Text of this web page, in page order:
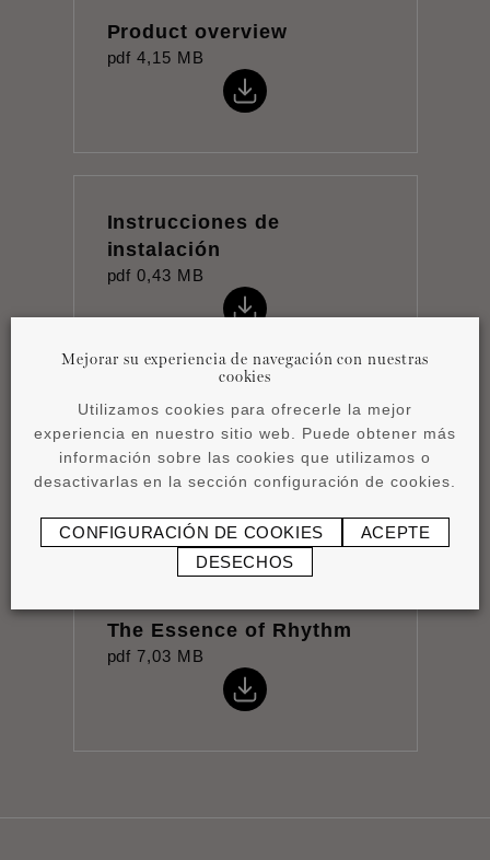
Product overview
pdf 4,15 MB
Instrucciones de
instalación
pdf 0,43 MB
Ficha técnica
pdf 1,09 MB
The Essence of Rhythm
pdf 7,03 MB
Mejorar su experiencia de navegación con nuestras
cookies
Utilizamos cookies para ofrecerle la mejor
experiencia en nuestro sitio web. Puede obtener más
información sobre las cookies que utilizamos o
desactivarlas en la sección configuración de cookies.
CONFIGURACIÓN DE COOKIES
ACEPTE
DESECHOS